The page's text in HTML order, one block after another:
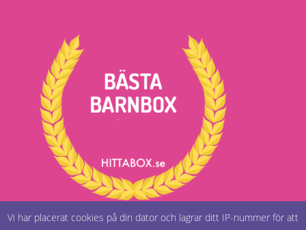
Vi har placerat cookies på din dator och lagrar ditt IP-nummer för att